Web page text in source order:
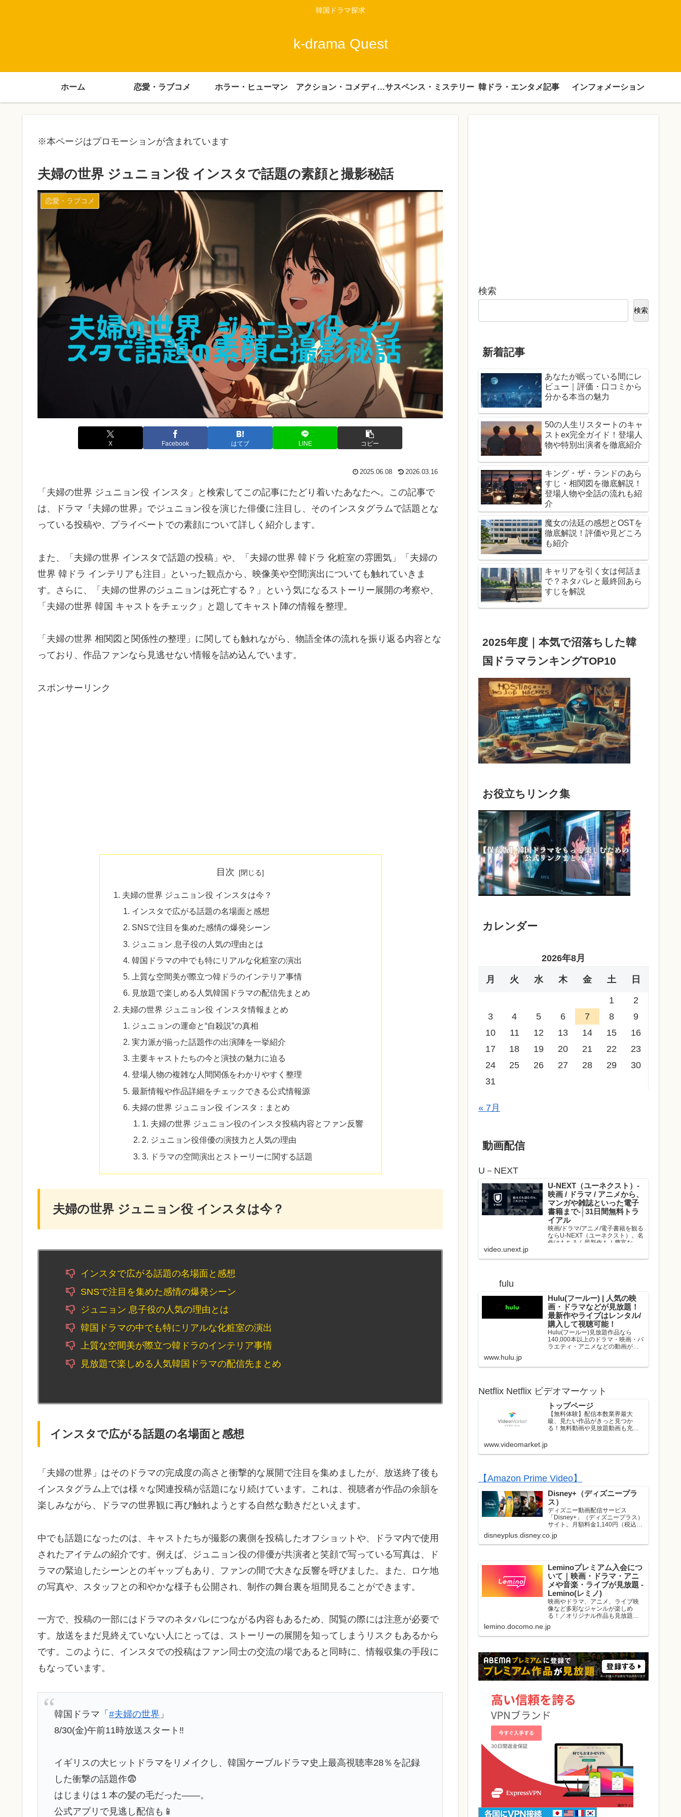
韓国ドラマ探求
k-drama Quest
ホーム 恋愛・ラブコメ ホラー・ヒューマン アクション・コメディー・時代劇サスペンス・ミステリー 韓ドラ・エンタメ記事 インフォメーション
※本ページはプロモーションが含まれています
夫婦の世界 ジュニョン役 インスタで話題の素顔と撮影秘話
恋愛・ラブコメ
X Facebook はてブ LINE コピー
2025.06.08 2026.03.16
「夫婦の世界 ジュニョン役 インスタ」と検索してこの記事にたどり着いたあなたへ。この記事で
は、ドラマ『夫婦の世界』でジュニョン役を演じた俳優に注目し、そのインスタグラムで話題とな
っている投稿や、プライベートでの素顔について詳しく紹介します。
また、「夫婦の世界 インスタで話題の投稿」や、「夫婦の世界 韓ドラ 化粧室の雰囲気」「夫婦の
世界 韓ドラ インテリアも注目」といった観点から、映像美や空間演出についても触れていきま
す。さらに、「夫婦の世界のジュニョンは死亡する？」という気になるストーリー展開の考察や、
「夫婦の世界 韓国 キャストをチェック」と題してキャスト陣の情報を整理。
「夫婦の世界 相関図と関係性の整理」に関しても触れながら、物語全体の流れを振り返る内容とな
っており、作品ファンなら見逃せない情報を詰め込んでいます。
スポンサーリンク
目次
夫婦の世界 ジュニョン役 インスタは今？
インスタで広がる話題の名場面と感想
SNSで注目を集めた感情の爆発シーン
ジュニョン 息子役の人気の理由とは
韓国ドラマの中でも特にリアルな化粧室の演出
上質な空間美が際立つ韓ドラのインテリア事情
見放題で楽しめる人気韓国ドラマの配信先まとめ
夫婦の世界 ジュニョン役 インスタ情報まとめ
ジュニョンの運命と“自殺説”の真相
実力派が揃った話題作の出演陣を一挙紹介
主要キャストたちの今と演技の魅力に迫る
登場人物の複雑な人間関係をわかりやすく整理
最新情報や作品詳細をチェックできる公式情報源
夫婦の世界 ジュニョン役 インスタ：まとめ
1. 夫婦の世界 ジュニョン役のインスタ投稿内容とファン反響
2. ジュニョン役俳優の演技力と人気の理由
3. ドラマの空間演出とストーリーに関する話題
夫婦の世界 ジュニョン役 インスタは今？
インスタで広がる話題の名場面と感想
SNSで注目を集めた感情の爆発シーン
ジュニョン 息子役の人気の理由とは
韓国ドラマの中でも特にリアルな化粧室の演出
上質な空間美が際立つ韓ドラのインテリア事情
見放題で楽しめる人気韓国ドラマの配信先まとめ
インスタで広がる話題の名場面と感想
「夫婦の世界」はそのドラマの完成度の高さと衝撃的な展開で注目を集めましたが、放送終了後も
インスタグラム上では様々な関連投稿が話題になり続けています。これは、視聴者が作品の余韻を
楽しみながら、ドラマの世界観に再び触れようとする自然な動きだといえます。
中でも話題になったのは、キャストたちが撮影の裏側を投稿したオフショットや、ドラマ内で使用
されたアイテムの紹介です。例えば、ジュニョン役の俳優が共演者と笑顔で写っている写真は、ド
ラマの緊迫したシーンとのギャップもあり、ファンの間で大きな反響を呼びました。また、ロケ地
の写真や、スタッフとの和やかな様子も公開され、制作の舞台裏を垣間見ることができます。
一方で、投稿の一部にはドラマのネタバレにつながる内容もあるため、閲覧の際には注意が必要で
す。放送をまだ見終えていない人にとっては、ストーリーの展開を知ってしまうリスクもあるから
です。このように、インスタでの投稿はファン同士の交流の場であると同時に、情報収集の手段に
もなっています。
韓国ドラマ「#夫婦の世界 」
8/30(金)午前11時放送スタート‼️
イギリスの大ヒットドラマをリメイクし、韓国ケーブルドラマ史上最高視聴率28％を記録
した衝撃の話題作😨
はじまりは１本の髪の毛だった――。
公式アプリで見逃し配信も📱
検索
検索
新着記事
あなたが眠っている間にレ
ビュー｜評価・口コミから
分かる本当の魅力
50の人生リスタートのキャ
ストex完全ガイド！登場人
物や特別出演者を徹底紹介
キング・ザ・ランドのあら
すじ・相関図を徹底解説！
登場人物や全話の流れも紹
介
魔女の法廷の感想とOSTを
徹底解説！評価や見どころ
も紹介
キャリアを引く女は何話ま
で？ネタバレと最終回あら
すじを解説
2025年度｜本気で沼落ちした韓
国ドラマランキングTOP10
お役立ちリンク集
カレンダー
2026年8月
月 火 水 木 金 土 日
1
2
3
4 5 6 7 8
9
10
11 12 13 14 15
16
17
18 19 20 21 22
23
24
25 26 27 28 29
30
31
« 7月
動画配信
U－NEXT
U-NEXT（ユーネクスト）-
映画 / ドラマ / アニメから、
マンガや雑誌といった電子
書籍まで-│31日間無料トラ
イアル
映画/ドラマ/アニメ/電子書籍を観る
ならU-NEXT（ユーネクスト）。名
作はもちろん最新作も！豊富な作
video.unext.jp
fulu
Hulu(フールー) | 人気の映
画・ドラマなどが見放題！
最新作やライブはレンタル/
購入して視聴可能！
Hulu(フールー)見放題作品なら
140,000本以上のドラマ・映画・バ
ラエティ・アニメなどの動画が、
ストのライブはレンタル/購入して
www.hulu.jp
Netflix Netflix ビデオマーケット
トップページ
【無料体験】配信本数業界最大
級、見たい作品がきっと見つか
る！無料動画や見放題動画も充実
www.videomarket.jp
【Amazon Prime Video】
Disney+（ディズニープラ
ス）
ディズニー動画配信サービス
「Disney+」（ディズニープラス）
サイト。月額料金1,140円（税込）
でディズニー、ピクサー、マーベ
ル、スター・ウォーズ、ナショナ
ルジオグラフィック、スターの映
disneyplus.disney.co.jp
Leminoプレミアム入会につ
いて｜映画・ドラマ・アニ
メや音楽・ライブが見放題 -
Lemino(レミノ)
映画やドラマ、アニメ、ライブ映
像など多彩なジャンルが楽しめ
る！／オリジナル作品も見放題／
応／ダウンロード視聴可能／好き
な作品と出会える機能がたくさ
lemino.docomo.ne.jp